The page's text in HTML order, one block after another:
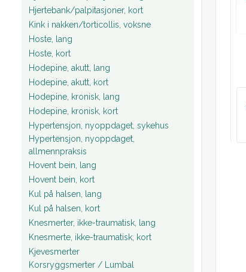
Hjertebank/palpitasjoner, kort
Kink i nakken/torticollis, voksne
Hoste, lang
Hoste, kort
Hodepine, akutt, lang
Hodepine, akutt, kort
Hodepine, kronisk, lang
Hodepine, kronisk, kort
Hypertensjon, nyoppdaget, sykehus
Hypertensjon, nyoppdaget,
allmennpraksis
Hovent bein, lang
Hovent bein, kort
Kul på halsen, lang
Kul på halsen, kort
Knesmerter, ikke-traumatisk, lang
Knesmerte, ikke-traumatisk, kort
Kjevesmerter
Korsryggsmerter / Lumbal